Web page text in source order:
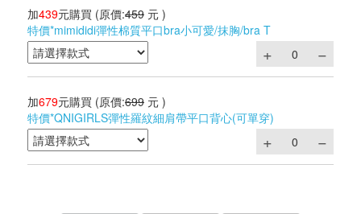
加439元購買 (原價:459 元 )
特價*mimididi彈性棉質平口bra小可愛/抹胸/bra T
加679元購買 (原價:699 元 )
特價*QNIGIRLS彈性羅紋細肩帶平口背心(可單穿)